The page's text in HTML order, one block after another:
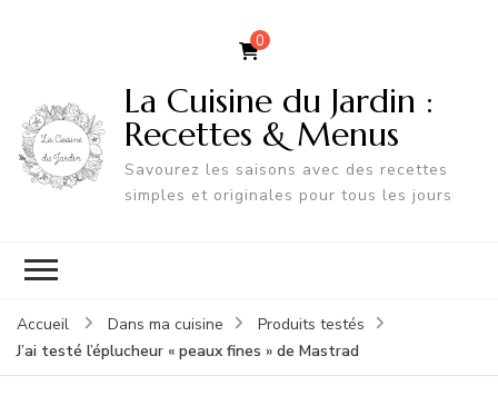
0
La Cuisine du Jardin :
Recettes & Menus
Savourez les saisons avec des recettes
simples et originales pour tous les jours
Accueil Dans ma cuisine
Produits testés
J’ai testé l’éplucheur « peaux fines » de Mastrad